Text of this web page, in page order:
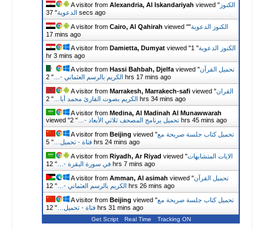
A visitor fromAlexandria, Al Iskandariyah
الدعوية"
A visitor fromCairo, Al Qahirah viewed "
A visitor fromDamietta, Dumyatviewed "1
A visitor fromHassi Bahbah, Djelfa viewed "
الكريم بالرسم العثماني -… "
2 hrs 17 mins ago
A visitor fromMarrakesh, Marrakech-safi
الكريم بصوت القارئ محمد أبا…"
2 hrs 34 mins ago
A visitor fromMedina, Al Madinah Al Munawwarah
viewed "
تحميل برنامج المصحف ثلاثي الأبعاد -…"
2 hrs 45 mins
A visitor fromBeijingviewed "كتاب جلسة صريحة مع
فتاة - تحميل…"
5 hrs 24 mins ago
A visitor fromRiyadh, Ar Riyadviewed "المتشابهات
في سورة البقرة -…"
12 hrs 7 mins ago
A visitor fromAmman, Al asimah viewed "
الكريم بالرسم العثماني -… "
12 hrs 26 mins ago
A visitor fromBeijingviewed "كتاب جلسة صريحة مع
فتاة - تحميل…" 12 hrs 31 mins ago
Get Script Real Time